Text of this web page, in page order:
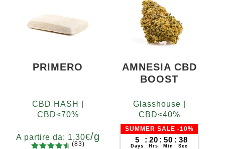
PRIMERO
CBD HASH |
CBD<70%
A partire da: 1,30€/g
(83)
AMNESIA CBD
BOOST
Glasshouse |
CBD<40%
SUMMER SALE -10%
5
Days
: 20
Hrs
: 50
Min
: 37
Sec